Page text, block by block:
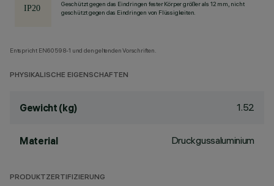
Geschützt gegen das Eindringen fester Körper größer als 12 mm, nicht
geschützt gegen das Eindringen von Flüssigkeiten.
Entspricht EN60598-1 und den geltenden Vorschriften.
PHYSIKALISCHE EIGENSCHAFTEN
Gewicht (kg) 1.52
Material Druckgussaluminium
PRODUKTZERTIFIZIERUNG